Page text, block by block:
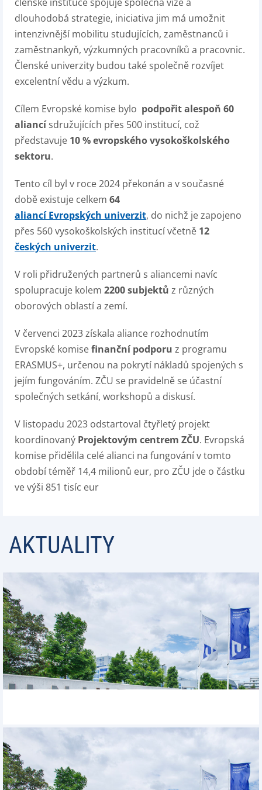
dlouhodobá strategie, iniciativa jim má umožnit
intenzivnější mobilitu studujících, zaměstnanců i
zaměstnankyň, výzkumných pracovníků a pracovnic.
Členské univerzity budou také společně rozvíjet
excelentní vědu a výzkum.
Cílem Evropské komise bylo podpořit alespoň 60
aliancísdružujících přes 500 institucí, což
představuje 10 % evropského vysokoškolského
sektoru.
Tento cíl byl v roce 2024 překonán a v současné
době existuje celkem 64
aliancí Evropských univerzit, do nichž je zapojeno
přes 560 vysokoškolských institucí včetně 12
českých univerzit.
V roli přidružených partnerů s aliancemi navíc
spolupracuje kolem 2200 subjektů z různých
oborových oblastí a zemí.
V červenci 2023 získala aliance rozhodnutím
Evropské komisefinanční podporu z programu
ERASMUS+, určenou na pokrytí nákladů spojených s
jejím fungováním. ZČU se pravidelně se účastní
společných setkání, workshopů a diskusí.
V listopadu 2023 odstartoval čtyřletý projekt
koordinovaný Projektovým centrem ZČU. Evropská
komise přidělila celé alianci na fungování v tomto
období téměř 14,4 milionů eur, pro ZČU jde o částku
ve výši 851 tisíc eur
AKTUALITY